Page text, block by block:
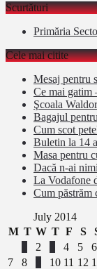
Scurtături
Primăria
Cele mai citite
Mesaj pentru
Ce mai gatim
Şcoala
Bagajul
Cum scot
Buletin la 14
Masa pentru
Dacă n-ai
La Vodafone
Cum păstrăm
July 2014
M T W T F S
2 4 5
6
7
8 10 11 12